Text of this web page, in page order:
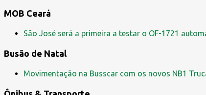
o
s
MOB Ceará
São José será a primeira a testar o OF-1721
Busão de Natal
Movimentação na Busscar com os novos NB1